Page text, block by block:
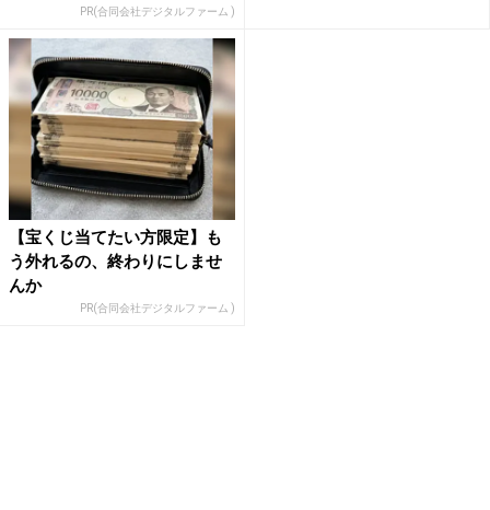
PR(合同会社デジタルファーム )
【宝くじ当てたい方限定】も
う外れるの、終わりにしませ
んか
PR(合同会社デジタルファーム )